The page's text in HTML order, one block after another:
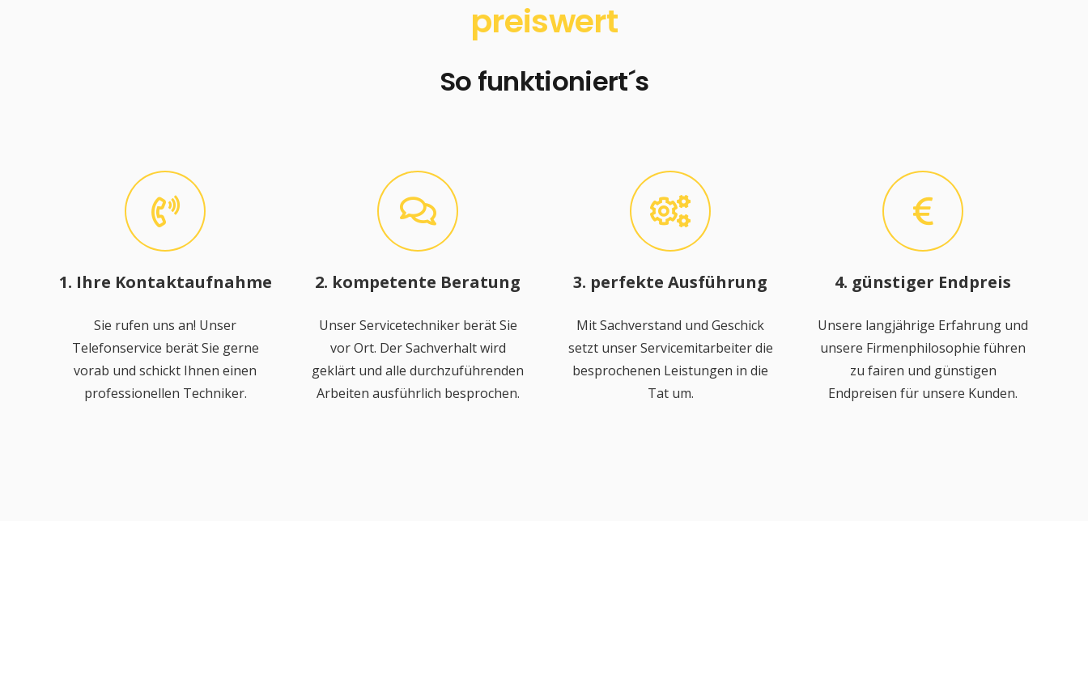
preiswert
So funktioniert´s
1. Ihre Kontaktaufnahme
Sie rufen uns an! Unser
Telefonservice berät Sie gerne
vorab und schickt Ihnen einen
professionellen Techniker.
2. kompetente Beratung
Unser Servicetechniker berät Sie
vor Ort. Der Sachverhalt wird
geklärt und alle durchzuführenden
Arbeiten ausführlich besprochen.
3. perfekte Ausführung
Mit Sachverstand und Geschick
setzt unser Servicemitarbeiter die
besprochenen Leistungen in die
Tat um.
4. günstiger Endpreis
Unsere langjährige Erfahrung und
unsere Firmenphilosophie führen
zu fairen und günstigen
Endpreisen für unsere Kunden.